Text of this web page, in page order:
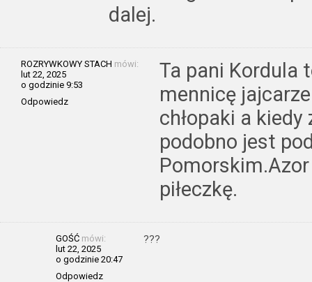
dalej.
ROZRYWKOWY STACH mówi:
lut 22, 2025
o godzinie 9:53
Odpowiedz
Ta pani Kordula
mennicę
chłopaki a kiedy
podobno jest
piłeczkę.
GOŚĆ mówi:
lut 22, 2025
o godzinie 20:47
Odpowiedz
???